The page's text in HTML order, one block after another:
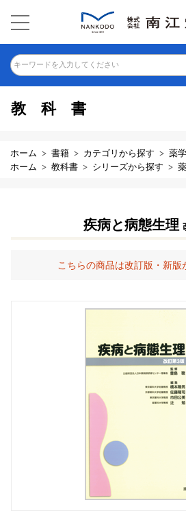
キーワードを入力してください
教科書
ホーム 書籍 カテゴリから探す 薬学
ホーム
教科書 シリーズから探す
疾病と病態生理
こちらの商品は改訂版・新版